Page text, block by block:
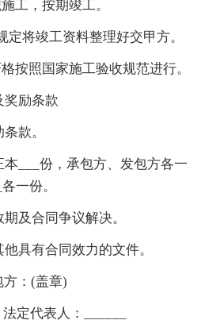
工，按期竣工。
定将竣工资料整理好交甲方。
按照国家施工验收规范进行。
奖励条款
款。
___份，承包方、发包方各一
一份。
及合同争议解决。
具有合同效力的文件。
方：(盖章)
定代表人：______